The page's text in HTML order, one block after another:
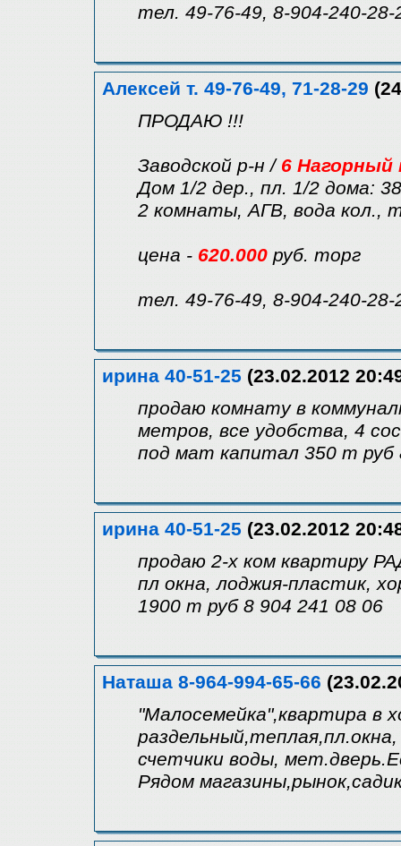
тел. 49-76-49, 8-904-240-28-
Алексей т. 49-76-49, 71-28-29
ПРОДАЮ !!!
Заводской р-н / 6 Нагорный
Дом 1/2 дер., пл. 1/2 дома:
2 комнаты, АГВ, вода кол.,
цена - 620.000 руб. торг
тел. 49-76-49, 8-904-240-28-
ирина 40-51-25 (23.02.2012
продаю комнату в
метров, все удобства, 4
под мат капитал 350 т руб
ирина 40-51-25 (23.02.2012
продаю 2-х ком квартиру
пл окна, лоджия-пластик,
1900 т руб 8 904 241 08 06
Наташа 8-964-994-65-66
"Малосемейка",квартира в
раздельный,теплая,пл.окна,
счетчики воды,
Рядом